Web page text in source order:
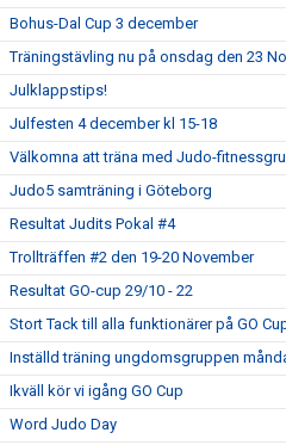
Bohus-Dal Cup 3 december
Träningstävling nu på onsdag den 23
Julklappstips!
Julfesten 4 december kl 15-18
Välkomna att träna med Judo-
Judo5 samträning i Göteborg
Resultat Judits Pokal #4
Trollträffen #2 den 19-20 November
Resultat GO-cup 29/10 - 22
Stort Tack till alla funktionärer på GO
Inställd träning ungdomsgruppen
Ikväll kör vi igång GO Cup
Word Judo Day